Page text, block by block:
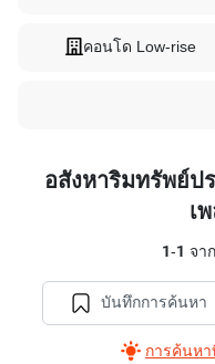
คอนโด Low-rise
อสังหาริมทรัพย์ป
เ
1-1 จา
บันทึกการค้นหา
การค้นหา